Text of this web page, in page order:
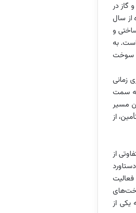
گاز در
از سال
و
است. به
سوخت
زمانی
به سمت
مسیر
از
از
یکی از